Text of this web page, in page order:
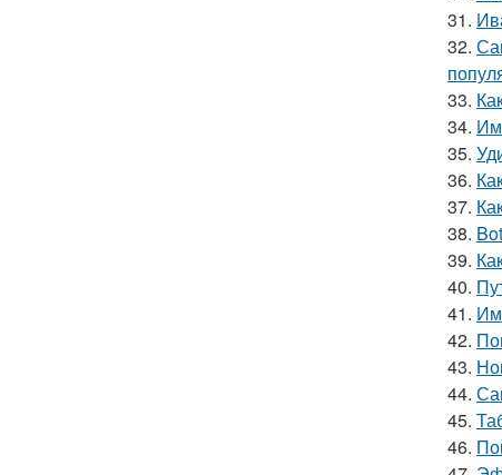
31.
32.
33.
34.
35.
36.
37.
38.
39.
40.
41.
42.
43.
44.
45.
46.